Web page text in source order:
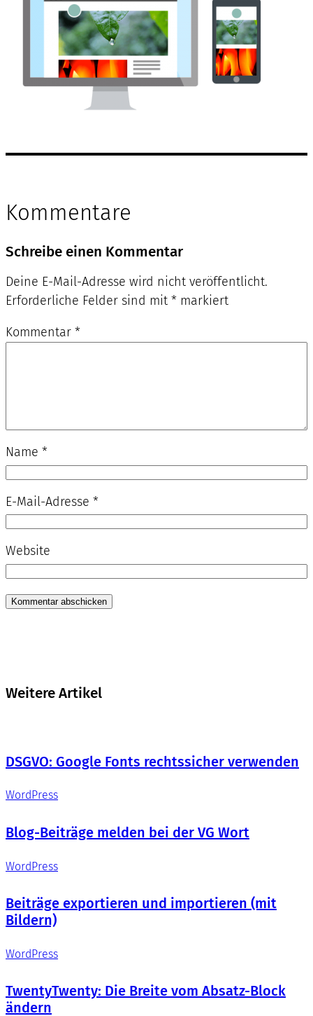
Kommentare
Schreibe einen Kommentar
Deine E-Mail-Adresse wird nicht veröffentlicht.
Erforderliche Felder sind mit * markiert
Kommentar *
Name *
E-Mail-Adresse *
Website
Weitere Artikel
DSGVO: Google Fonts rechtssicher verwenden
WordPress
Blog-Beiträge melden bei der VG Wort
WordPress
Beiträge exportieren und importieren (mit
Bildern)
WordPress
TwentyTwenty: Die Breite vom Absatz-Block
ändern